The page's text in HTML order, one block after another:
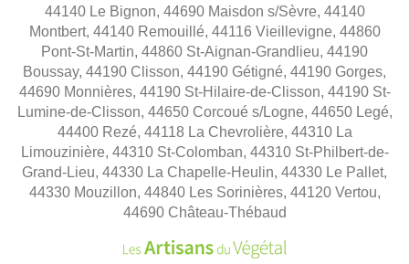
44140 Le Bignon, 44690 Maisdon s/Sèvre, 44140
Montbert, 44140 Remouillé, 44116 Vieillevigne, 44860
Pont-St-Martin, 44860 St-Aignan-Grandlieu, 44190
Boussay, 44190 Clisson, 44190 Gétigné, 44190 Gorges,
44690 Monnières, 44190 St-Hilaire-de-Clisson, 44190 St-
Lumine-de-Clisson, 44650 Corcoué s/Logne, 44650 Legé,
44400 Rezé, 44118 La Chevrolière, 44310 La
Limouzinière, 44310 St-Colomban, 44310 St-Philbert-de-
Grand-Lieu, 44330 La Chapelle-Heulin, 44330 Le Pallet,
44330 Mouzillon, 44840 Les Sorinières, 44120 Vertou,
44690 Château-Thébaud